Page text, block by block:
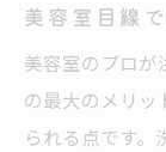
美容室目線
美容室のプロが
の最大のメリッ
られる点です